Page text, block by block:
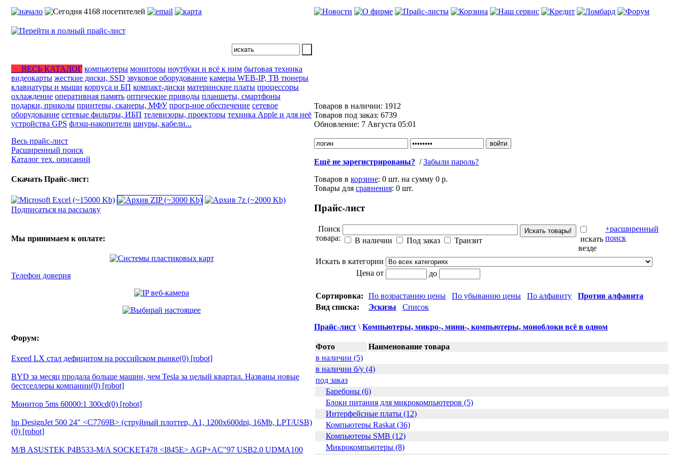
ВЕСЬ КАТАЛОГ компьютеры мониторы ноутбуки и всё к ним бытовая техника
видеокарты жесткие диски, SSD звуковое оборудование камеры WEB-IP, ТВ тюнеры
клавиатуры и мыши корпуса и БП компакт-диски материнские платы процессоры
охлаждение оперативная память оптические приводы планшеты, смартфоны
подарки, приколы принтеры, сканеры, МФУ прогр-ное обеспечение сетевое
оборудование сетевые фильтры, ИБП телевизоры, проекторы техника Apple и для неё
устройства GPS флэш-накопители шнуры, кабели...
Весь прайс-лист
Расширенный поиск
Каталог тех. описаний
Скачать Прайс-лист:
Подписаться на рассылку
Мы принимаем к оплате:
Телефон доверия
Форум:
Exeed LX стал дефицитом на российском рынке(0) [robot]
BYD за месяц продала больше машин, чем Tesla за целый квартал. Названы новые
бестселлеры компании(0) [robot]
Монитор 5ms 60000:1 300cd(0) [robot]
hp DesignJet 500 24" <C7769B> (струйный плоттер, A1, 1200х600dpi, 16Mb, LPT/USB)
(0) [robot]
M/B ASUSTEK P4B533-M/A SOCKET478 <I845E> AGP+AC"97 USB2.0 UDMA100
Товаров в наличии: 1912
Товаров под заказ: 6739
Обновление: 7 Августа 05:01
Ещё не зарегистрированы? /Забыли пароль?
Товаров в корзине: 0 шт. на сумму 0 р.
Товары для сравнения: 0 шт.
Прайс-лист
Поиск
товара:
В наличии Под заказ Транзит
искать
везде
+расширенный
поиск
Искать в категории
Цена от
до
Сортировка: По возрастанию цены По убыванию цены По алфавиту
Против алфавита
Вид списка:
Эскизы Список
Прайс-лист \Компьютеры, микро-, мини-, компьютеры, моноблоки всё в одном
Фото
Наименование товара
в наличии (5)
в наличии б/у (4)
под заказ
Баребоны (6)
Блоки питания для микрокомпьютеров (5)
Интерфейсные платы (12)
Компьютеры Raskat (36)
Компьютеры SMB (12)
Микрокомпьютеры (8)